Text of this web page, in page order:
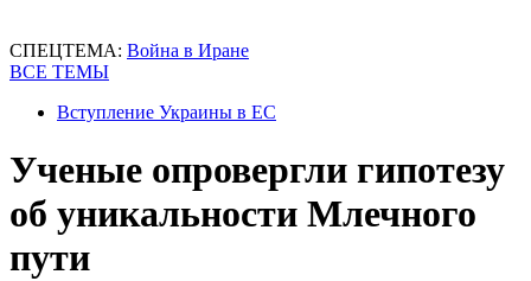
СПЕЦТЕМА: Война в Иране
ВСЕ ТЕМЫ
Вступление Украины в ЕС
Ученые опровергли гипотезу
об уникальности Млечного
пути